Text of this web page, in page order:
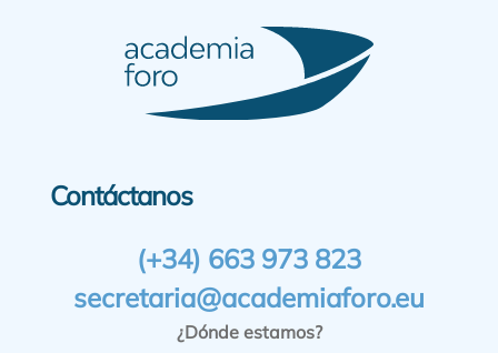
Contáctanos
(+34) 663 973 823
secretaria@academiaforo.eu
¿Dónde estamos?